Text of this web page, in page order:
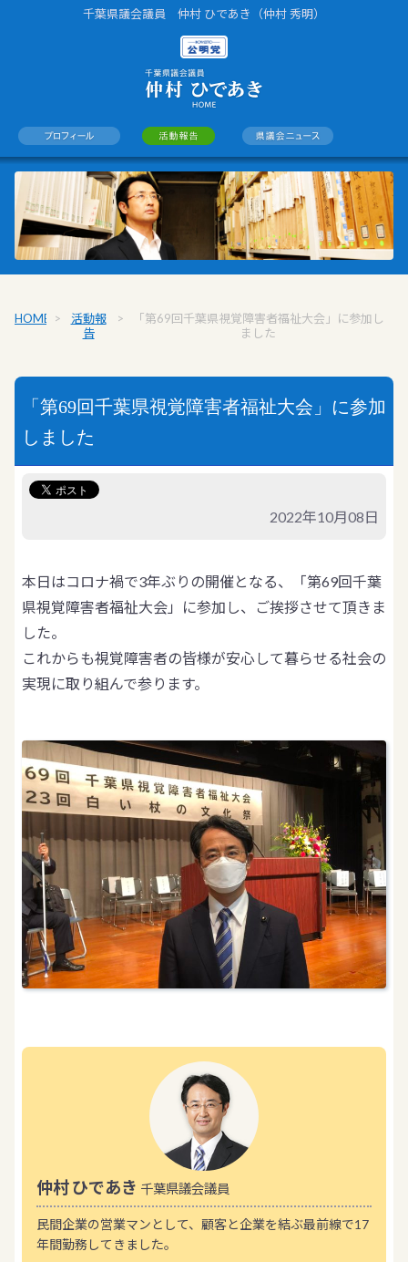
千葉県議会議員 仲村 ひであき（仲村 秀明）
HOME >
活動報
告
>
「第69回千葉県視覚障害者福祉大会」に参加し
ました
「第69回千葉県視覚障害者福祉大会」に参加
しました
2022年10月08日
本日はコロナ禍で3年ぶりの開催となる、「第69回千葉
県視覚障害者福祉大会」に参加し、ご挨拶させて頂きま
した。
これからも視覚障害者の皆様が安心して暮らせる社会の
実現に取り組んで参ります。
仲村 ひであき 千葉県議会議員
民間企業の営業マンとして、顧客と企業を結ぶ最前線で17
年間勤務してきました。